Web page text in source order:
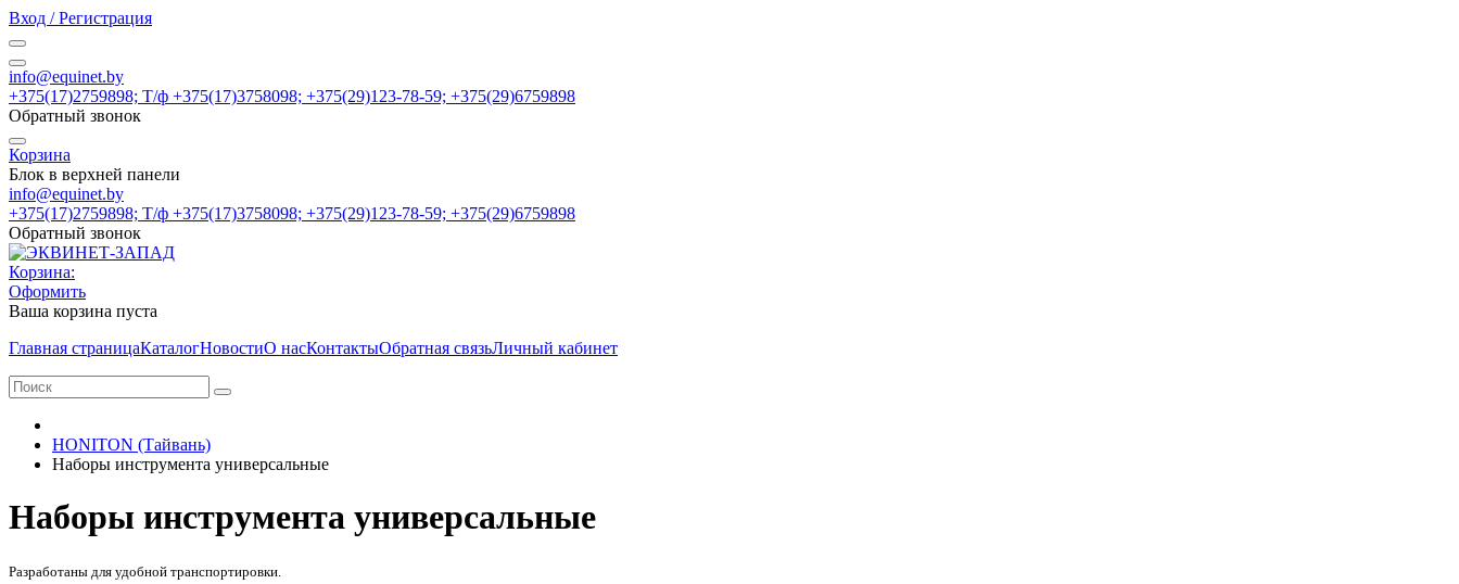
Вход / Регистрация
info@equinet.by
+375(17)2759898; Т/ф +375(17)3758098; +375(29)123-78-59; +375(29)6759898
Обратный звонок
Корзина
Блок в верхней панели
info@equinet.by
+375(17)2759898; Т/ф +375(17)3758098; +375(29)123-78-59; +375(29)6759898
Обратный звонок
Корзина:
Оформить
Ваша корзина пуста
Главная страницаКаталогНовостиО насКонтактыОбратная связьЛичный кабинет
HONITON (Тайвань)
Наборы инструмента универсальные
Наборы инструмента универсальные
Разработаны для удобной транспортировки.